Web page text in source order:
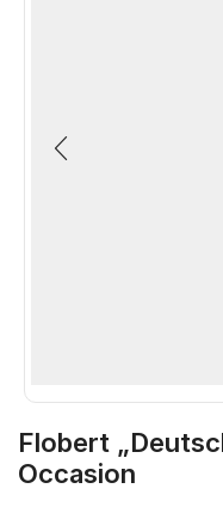
Flobert
Occasion